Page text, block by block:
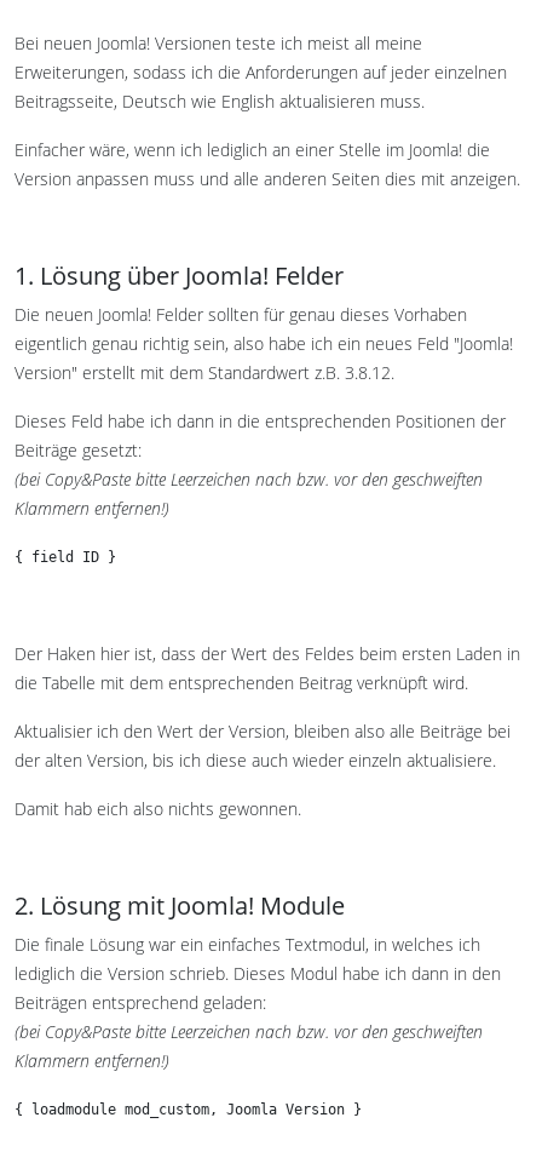
Bei neuen Joomla! Versionen teste ich meist all meine
Erweiterungen, sodass ich die Anforderungen auf jeder einzelnen
Beitragsseite, Deutsch wie English aktualisieren muss.
Einfacher wäre, wenn ich lediglich an einer Stelle im Joomla! die
Version anpassen muss und alle anderen Seiten dies mit anzeigen.
1. Lösung über Joomla! Felder
Die neuen Joomla! Felder sollten für genau dieses Vorhaben
eigentlich genau richtig sein, also habe ich ein neues Feld "Joomla!
Version" erstellt mit dem Standardwert z.B. 3.8.12.
Dieses Feld habe ich dann in die entsprechenden Positionen der
Beiträge gesetzt:
(bei Copy&Paste bitte Leerzeichen nach bzw. vor den geschweiften
Klammern entfernen!)
{ field ID }
Der Haken hier ist, dass der Wert des Feldes beim ersten Laden in
die Tabelle mit dem entsprechenden Beitrag verknüpft wird.
Aktualisier ich den Wert der Version, bleiben also alle Beiträge bei
der alten Version, bis ich diese auch wieder einzeln aktualisiere.
Damit hab eich also nichts gewonnen.
2. Lösung mit Joomla! Module
Die finale Lösung war ein einfaches Textmodul, in welches ich
lediglich die Version schrieb. Dieses Modul habe ich dann in den
Beiträgen entsprechend geladen:
(bei Copy&Paste bitte Leerzeichen nach bzw. vor den geschweiften
Klammern entfernen!)
{ loadmodule mod_custom, Joomla Version }